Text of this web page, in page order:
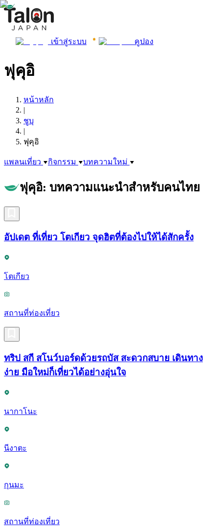
เข้าสู่ระบบ คูปอง
ฟุคุอิ
หน้าหลัก
|
ชูบุ
|
ฟุคุอิ
แพลนเที่ยว กิจกรรม บทความใหม่
ฟุคุอิ: บทความแนะนำสำหรับคนไทย
อัปเดต ที่เที่ยว โตเกียว จุดฮิตที่ต้องไปให้ได้สักครั้ง
โตเกียว
สถานที่ท่องเที่ยว
ทริป สกี สโนว์บอร์ดด้วยรถบัส สะดวกสบาย เดินทาง
ง่าย มือใหม่ก็เที่ยวได้อย่างอุ่นใจ
นากาโนะ
นีงาตะ
กุนมะ
สถานที่ท่องเที่ยว